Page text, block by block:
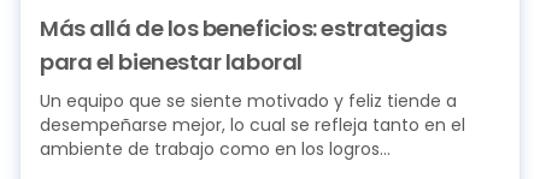
Más allá de los beneficios: estrategias
para el bienestar laboral
Un equipo que se siente motivado y feliz tiende a
desempeñarse mejor, lo cual se refleja tanto en el
ambiente de trabajo como en los logros...